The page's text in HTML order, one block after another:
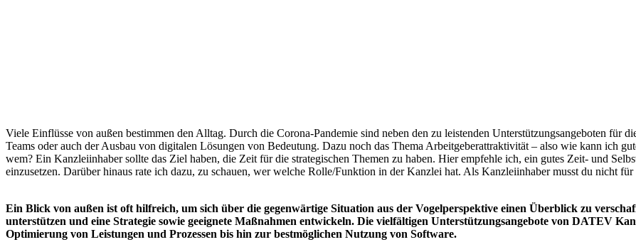
Viele Einflüsse von außen bestimmen den Alltag. Durch die Corona-Pandemie sind neben den zu leistenden Unterstützungsangeboten für
Teams oder auch der Ausbau von digitalen Lösungen von Bedeutung. Dazu noch das Thema Arbeitgeberattraktivität – also wie kann ich
wem? Ein Kanzleiinhaber sollte das Ziel haben, die Zeit für die strategischen Themen zu haben. Hier empfehle ich, ein gutes Zeit- und
einzusetzen. Darüber hinaus rate ich dazu, zu schauen, wer welche Rolle/Funktion in der Kanzlei hat. Als Kanzleiinhaber musst du nicht
Ein Blick von außen ist oft hilfreich, um sich über die gegenwärtige Situation aus der Vogelperspektive einen Überblick zu
unterstützen und eine Strategie sowie geeignete Maßnahmen entwickeln. Die vielfältigen Unterstützungsangebote von DATEV
Optimierung von Leistungen und Prozessen bis hin zur bestmöglichen Nutzung von Software.